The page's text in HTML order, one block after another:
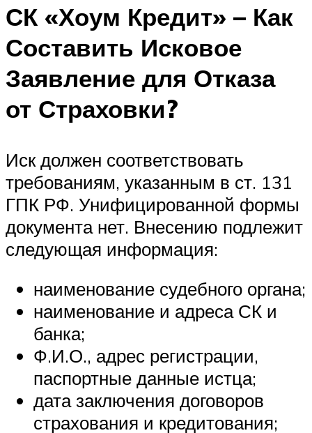
СК «Хоум Кредит» – Как
Составить Исковое
Заявление для Отказа
от Страховки?
Иск должен соответствовать
требованиям, указанным в ст. 131
ГПК РФ. Унифицированной формы
документа нет. Внесению подлежит
следующая информация:
наименование судебного органа;
наименование и адреса СК и
банка;
Ф.И.О., адрес регистрации,
паспортные данные истца;
дата заключения договоров
страхования и кредитования;